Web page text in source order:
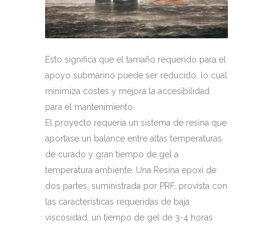
Esto significa que el tamaño requerido para el
apoyo submarino puede ser reducido, lo cual
minimiza costes y mejora la accesibilidad
para el mantenimiento.
El proyecto requería un sistema de resina que
aportase un balance entre altas temperaturas
de curado y gran tiempo de gel a
temperatura ambiente. Una Resina epoxi de
dos partes, suministrada por PRF, provista con
las características requeridas de baja
viscosidad, un tiempo de gel de 3-4 horas